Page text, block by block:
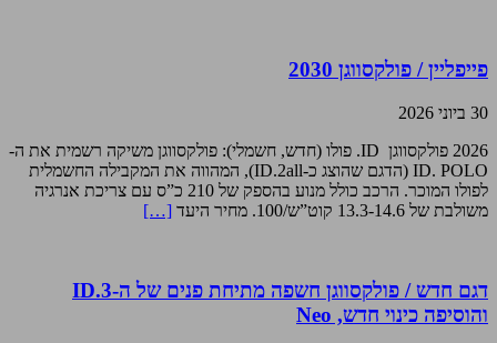
פייפליין / פולקסווגן 2030
30 ביוני 2026
2026 פולקסווגן ID. פולו (חדש, חשמלי): פולקסווגן משיקה רשמית את ה-
ID. POLO (הדגם שהוצג כ-ID.2all), המהווה את המקבילה החשמלית
לפולו המוכר. הרכב כולל מנוע בהספק של 210 כ”ס עם צריכת אנרגיה
משולבת של 13.3-14.6 קוט”ש/100. מחיר היעד
[…]
דגם חדש / פולקסווגן חשפה מתיחת פנים של ה-ID.3
והוסיפה כינוי חדש, Neo